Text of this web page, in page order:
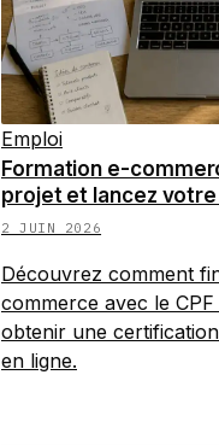
Emploi
Formation e-
projet et lancez
2 JUIN 2026
Découvrez comment
commerce avec le
obtenir une
en ligne.